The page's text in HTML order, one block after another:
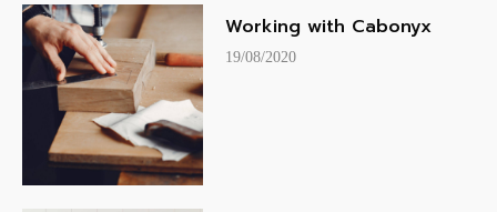
Working with Cabonyx
19/08/2020